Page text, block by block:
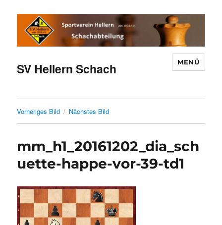
SV Hellern Schach MENÜ
Vorheriges Bild Nächstes Bild
mm_h1_20161202_dia_sch
uette-happe-vor-39-td1